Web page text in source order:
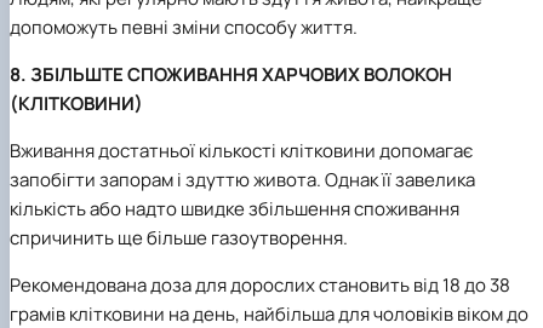
допоможуть певні зміни способу життя.
8. ЗБІЛЬШТЕ СПОЖИВАННЯ ХАРЧОВИХ ВОЛОКОН
(КЛІТКОВИНИ)
Вживання достатньої кількості клітковини допомагає
запобігти запорам і здуттю живота. Однак її завелика
кількість або надто швидке збільшення споживання
спричинить ще більше газоутворення.
Рекомендована доза для дорослих становить від 18 до 38
грамів клітковини на день, найбільша для чоловіків віком до